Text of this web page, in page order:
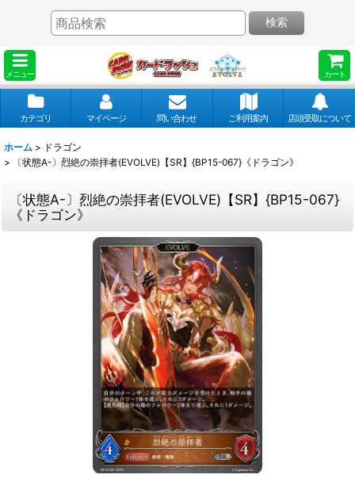
メニュー カート
検索
カテゴリ マイページ 問い合わせ ご利用案内 店頭受取について
ホーム > ドラゴン
>
〔状態A-〕烈絶の崇拝者(EVOLVE)【SR】{BP15-067}《ドラゴン》
〔状態A-〕烈絶の崇拝者(EVOLVE)【SR】{BP15-067}
《ドラゴン》